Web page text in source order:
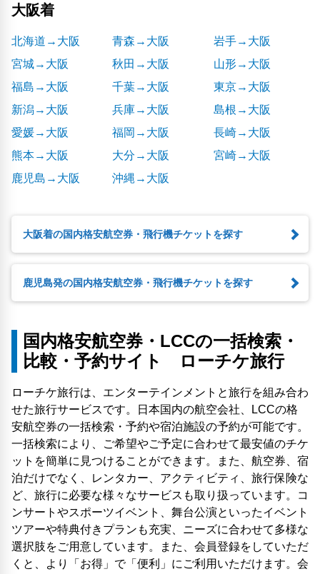
大阪着
北海道→大阪 青森→大阪
岩手→大阪
宮城→大阪
秋田→大阪
山形→大阪
福島→大阪
千葉→大阪
東京→大阪
新潟→大阪
兵庫→大阪
島根→大阪
愛媛→大阪
福岡→大阪
長崎→大阪
熊本→大阪
大分→大阪
宮崎→大阪
鹿児島→大阪
沖縄→大阪
大阪着の国内格安航空券・飛行機チケットを探す
鹿児島発の国内格安航空券・飛行機チケットを探す
国内格安航空券・LCCの一括検索・
比較・予約サイト ローチケ旅行
ローチケ旅行は、エンターテインメントと旅行を組み合わ
せた旅行サービスです。日本国内の航空会社、LCCの格
安航空券の一括検索・予約や宿泊施設の予約が可能です。
一括検索により、ご希望やご予定に合わせて最安値のチケ
ットを簡単に見つけることができます。また、航空券、宿
泊だけでなく、レンタカー、アクティビティ、旅行保険な
ど、旅行に必要な様々なサービスも取り扱っています。コ
ンサートやスポーツイベント、舞台公演といったイベント
ツアーや特典付きプランも充実、ニーズに合わせて多様な
選択肢をご用意しています。また、会員登録をしていただ
くと、より「お得」で「便利」にご利用いただけます。会